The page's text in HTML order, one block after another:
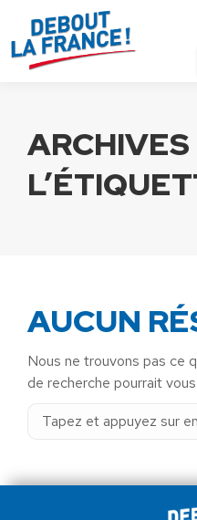
ARCHIVES
AUCUN
Nous ne trouvons pas ce
de recherche pourrait
Recherche
Panneau de gestion des